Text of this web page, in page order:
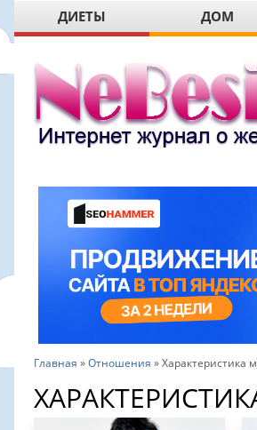
ДИЕТЫ ДОМ
Главная »Отношения »Характеристика